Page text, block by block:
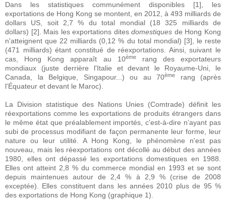
Dans les statistiques communément disponibles [1], les
exportations de Hong Kong se montent, en 2012, à 493 milliards de
dollars US, soit 2,7 % du total mondial (18 325 milliards de
dollars) [2]. Mais les exportations ditesdomestiques de Hong Kong
n'atteignent que 22 milliards (0,12 % du total mondial) [3], le reste
(471 milliards) étant constitué de réexportations. Ainsi, suivant le
cas, Hong Kong apparaît au 10èmerang des exportateurs
mondiaux (juste derrière l'Italie et devant le Royaume-Uni, le
Canada, la Belgique, Singapour...) ou au 70ème
rang (après
l'Équateur et devant le Maroc).
La Division statistique des Nations Unies (Comtrade) définit les
réexportations comme les exportations de produits étrangers dans
le même état que préalablement importés, c'est-à-dire n’ayant pas
subi de processus modifiant de façon permanente leur forme, leur
nature ou leur utilité. A Hong Kong, le phénomène n'est pas
nouveau, mais les réexportations ont décollé au début des années
1980, elles ont dépassé les exportations domestiques en 1988.
Elles ont atteint 2,8 % du commerce mondial en 1993 et se sont
depuis maintenues autour de 2,4 % à 2,9 % (crise de 2008
exceptée). Elles constituent dans les années 2010 plus de 95 %
des exportations de Hong Kong (graphique 1).